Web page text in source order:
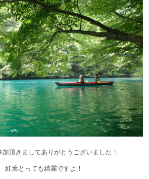
頂きましてありがとうございました！
紅葉とっても綺麗ですよ！